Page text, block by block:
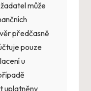
může
předčasně
pouze
u
uplatněny